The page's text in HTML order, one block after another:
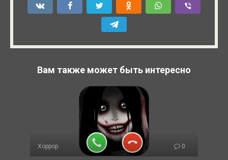
Вам также может быть интересно
Хоррор 0